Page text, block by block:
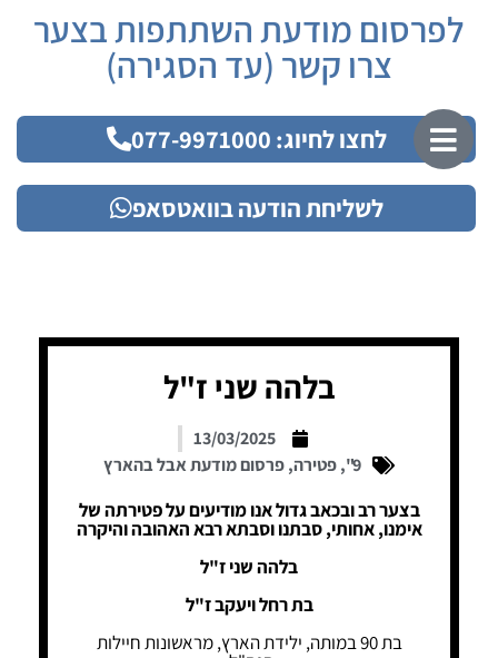
לפרסום מודעת השתתפות בצער
צרו קשר (עד הסגירה)
לחצו לחיוג: 077-9971000
לשליחת הודעה בוואטסאפ
בלהה שני ז"ל
13/03/2025
9"
,פטירה,פרסום מודעת אבל בהארץ
בצער רב ובכאב גדול אנו מודיעים על פטירתה של
אימנו, אחותי, סבתנו וסבתא רבא האהובה והיקרה
בלהה שני ז"ל
בת רחל ויעקב ז"ל
בת 90 במותה, ילידת הארץ, מראשונות חיילות